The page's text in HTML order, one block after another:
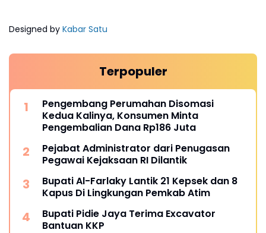
Designed by Kabar Satu
Terpopuler
Pengembang Perumahan Disomasi
Kedua Kalinya, Konsumen Minta
Pengembalian Dana Rp186 Juta
Pejabat Administrator dari Penugasan
Pegawai Kejaksaan RI Dilantik
Bupati Al-Farlaky Lantik 21 Kepsek dan 8
Kapus Di Lingkungan Pemkab Atim
Bupati Pidie Jaya Terima Excavator
Bantuan KKP